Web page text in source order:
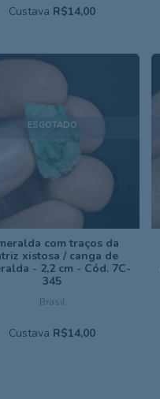
Custava R$14,00
ESGOTADO
Brasil
com traços da
xistosa / canga de
- 2,2 cm - Cód. 7C-
345
Custava R$14,00